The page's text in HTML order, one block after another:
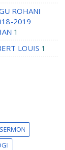
ROHANI
2019
1
LOUIS 1
SERMON